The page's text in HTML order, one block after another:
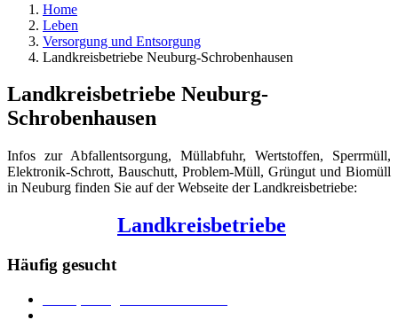
Home
Leben
Versorgung und Entsorgung
Landkreisbetriebe Neuburg-Schrobenhausen
Landkreisbetriebe Neuburg-
Schrobenhausen
Infos zur Abfallentsorgung, Müllabfuhr, Wertstoffen, Sperrmüll,
Elektronik-Schrott, Bauschutt, Problem-Müll, Grüngut und Biomüll
in Neuburg finden Sie auf der Webseite der Landkreisbetriebe:
Landkreisbetriebe
Häufig gesucht